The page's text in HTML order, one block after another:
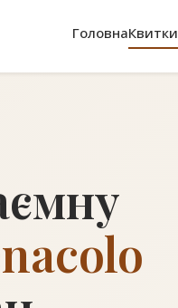
ГоловнаКвитки